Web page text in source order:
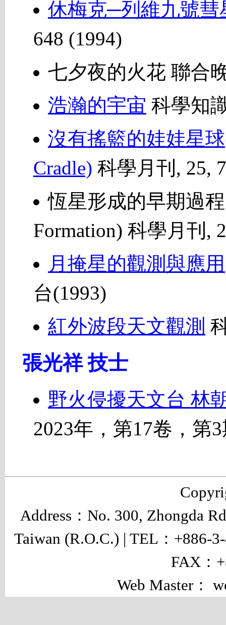
休梅克─列維九號彗
648 (1994)
七夕夜的火花 聯合
浩瀚的宇宙 科學知
沒有搖籃的娃娃星球
Cradle) 科學月刊, 25,
恆星形成的早期過程
Formation) 科學月刊,
月掩星的觀測與應用
台(1993)
紅外波段天文觀測
張光祥 技士
野火侵擾天文台 林
2023年，第17卷，第
Address：No. 300, Zhongda
Taiwan (R.O.C.) | TEL：+886-
FAX：
Web Master：